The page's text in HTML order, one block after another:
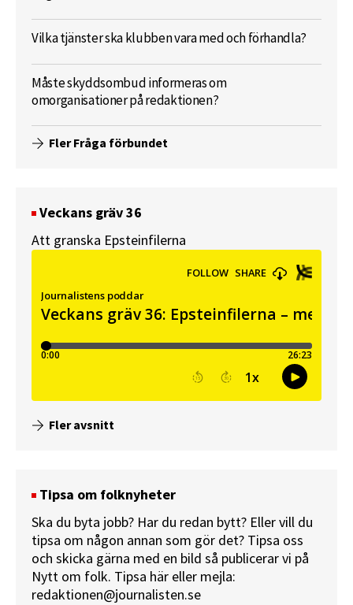
Vilka tjänster ska klubben vara med och förhandla?
Måste skyddsombud informeras om
omorganisationer på redaktionen?
Fler Fråga förbundet
Veckans gräv 36
Att granska Epsteinfilerna
Fler avsnitt
Tipsa om folknyheter
Ska du byta jobb? Har du redan bytt? Eller vill du
tipsa om någon annan som gör det? Tipsa oss
och skicka gärna med en bild så publicerar vi på
Nytt om folk. Tipsa här eller mejla:
redaktionen@journalisten.se